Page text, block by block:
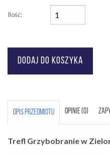
Ilość:
OPIS PRZEDMIOTU OPINIE (0)
Trefl Grzybobranie w